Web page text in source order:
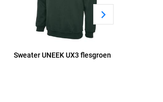
Sweater UNEEK UX3 flesgroen